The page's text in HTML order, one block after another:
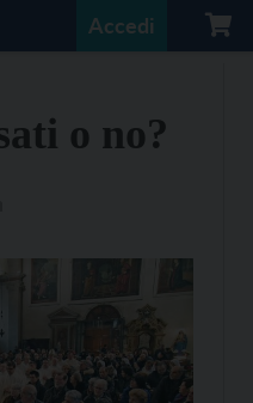
Accedi
o no?